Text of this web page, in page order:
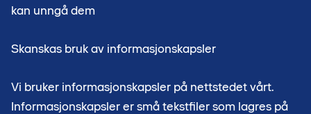
kan unngå dem
Skanskas bruk av informasjonskapsler
Vi bruker informasjonskapsler på nettstedet vårt.
Informasjonskapsler er små tekstfiler som lagres på